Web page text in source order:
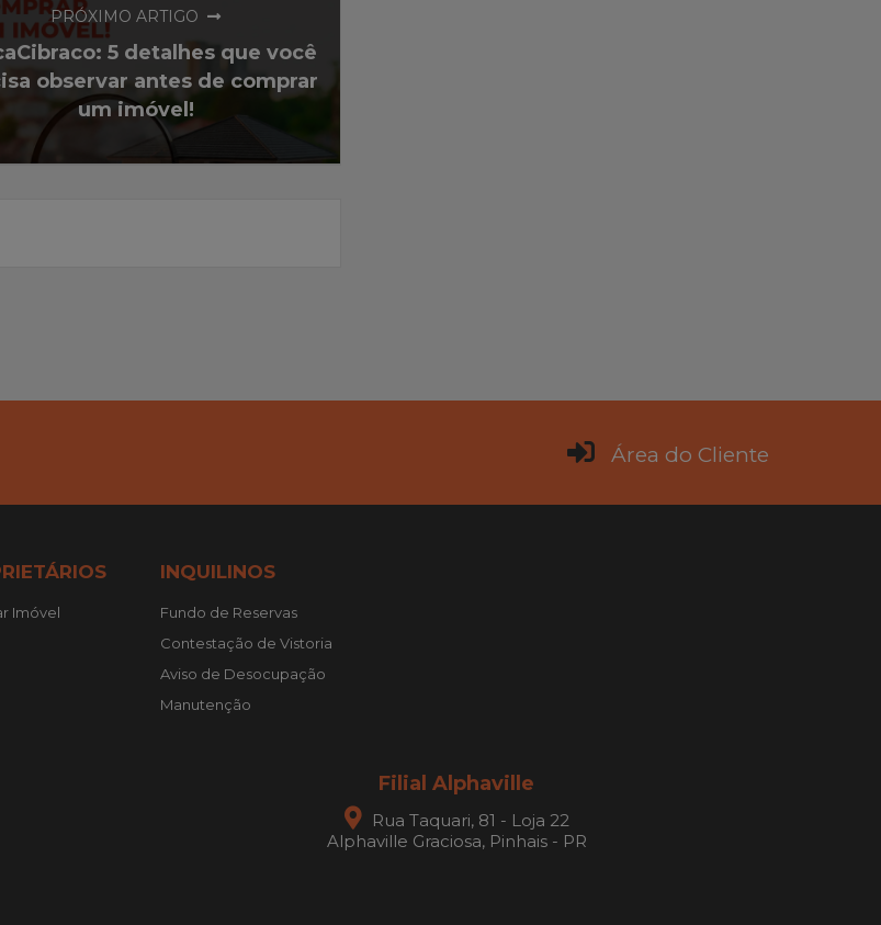
PRÓXIMO ARTIGO
5 detalhes que você
observar antes de comprar
um imóvel!
Área do Cliente
Imóvel
INQUILINOS
Fundo de Reservas
Contestação de Vistoria
Aviso de Desocupação
Manutenção
Filial Alphaville
Rua Taquari, 81 - Loja 22
Alphaville Graciosa, Pinhais - PR